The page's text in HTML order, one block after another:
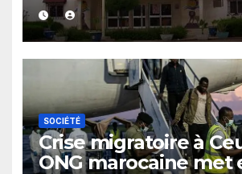
SOCIÉTÉ
Crise migratoire à
ONG marocaine met